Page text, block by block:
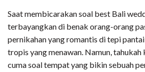
Saat membicarakan soal best Bali
terbayangkan di benak orang-orang
pernikahan yang romantis di tepi
tropis yang menawan. Namun, tahukah
cuma soal tempat yang bikin sebuah